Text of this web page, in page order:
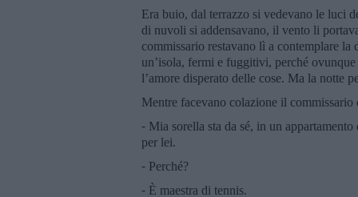
Era buio, dal terrazzo si vedevano le luci
di nuvoli si addensavano, il vento li
commissario restavano lì a contemplare
un’isola, fermi e fuggitivi, perché
l’amore disperato delle cose. Ma la notte
Mentre facevano colazione il
⁃ Mia sorella sta da sé, in un
per lei.
⁃ Perché?
⁃ È maestra di tennis.